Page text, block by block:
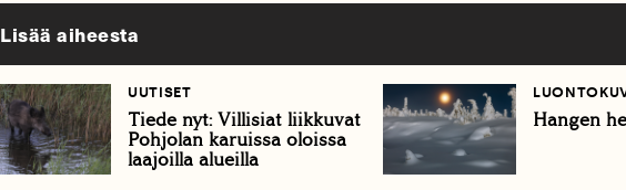
Lisää aiheesta
UUTISET
Tiede nyt: Villisiat liikkuvat
Pohjolan karuissa oloissa
laajoilla alueilla
Hangen